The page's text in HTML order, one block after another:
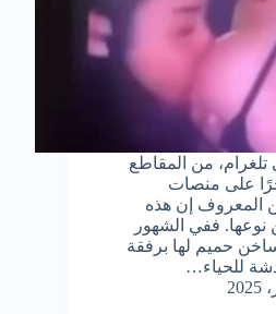
تلغرام، من المقاطع
على منصات
المعروف إن هذه
ففي الشهور
حميم لها برفقة
للحياء…